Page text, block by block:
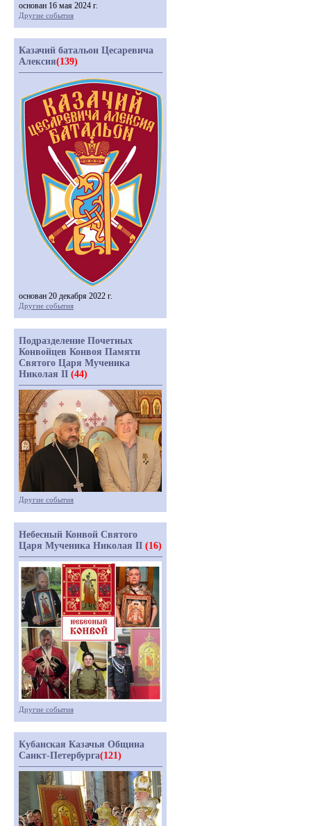
основан 16 мая 2024 г.
Другие события
Казачий батальон Цесаревича
Алексия(139)
основан 20 декабря 2022 г.
Другие события
Подразделение Почетных
Конвойцев Конвоя Памяти
Святого Царя Мученика
Николая II (44)
Другие события
Небесный Конвой Святого
Царя Мученика Николая II (16)
Другие события
Кубанская Казачья Община
Санкт-Петербурга(121)